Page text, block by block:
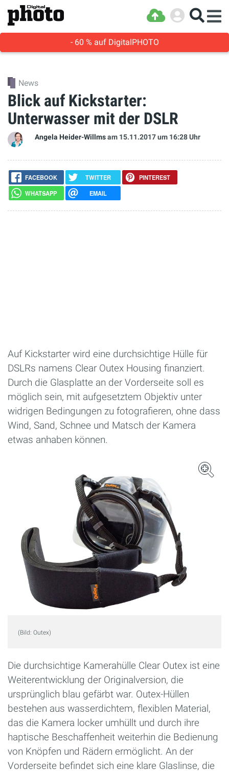
- 60 % auf DigitalPHOTO
News
Blick auf Kickstarter:
Unterwasser mit der DSLR
Angela Heider-Willmsam 15.11.2017um 16:28 Uhr
FACEBOOK TWITTER
PINTEREST
WHATSAPP
EMAIL
Auf Kickstarter wird eine durchsichtige Hülle für
DSLRs namens Clear Outex Housing finanziert.
Durch die Glasplatte an der Vorderseite soll es
möglich sein, mit aufgesetztem Objektiv unter
widrigen Bedingungen zu fotografieren, ohne dass
Wind, Sand, Schnee und Matsch der Kamera
etwas anhaben können.
(Bild: Outex)
Die durchsichtige Kamerahülle Clear Outex ist eine
Weiterentwicklung der Originalversion, die
ursprünglich blau gefärbt war. Outex-Hüllen
bestehen aus wasserdichtem, flexiblen Material,
das die Kamera locker umhüllt und durch ihre
haptische Beschaffenheit weiterhin die Bedienung
von Knöpfen und Rädern ermöglicht. An der
Vorderseite befindet sich eine klare Glaslinse, die